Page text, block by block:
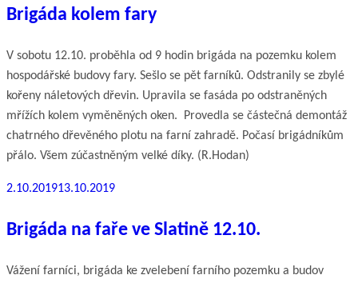
Brigáda kolem fary
V sobotu 12.10. proběhla od 9 hodin brigáda na pozemku kolem
hospodářské budovy fary. Sešlo se pět farníků. Odstranily se zbylé
kořeny náletových dřevin. Upravila se fasáda po odstraněných
mřížích kolem vyměněných oken. Provedla se částečná demontáž
chatrného dřevěného plotu na farní zahradě. Počasí brigádníkům
přálo. Všem zúčastněným velké díky. (R.Hodan)
Publikováno
2.10.201913.10.2019
Brigáda na faře ve Slatině 12.10.
Vážení farníci, brigáda ke zvelebení farního pozemku a budov